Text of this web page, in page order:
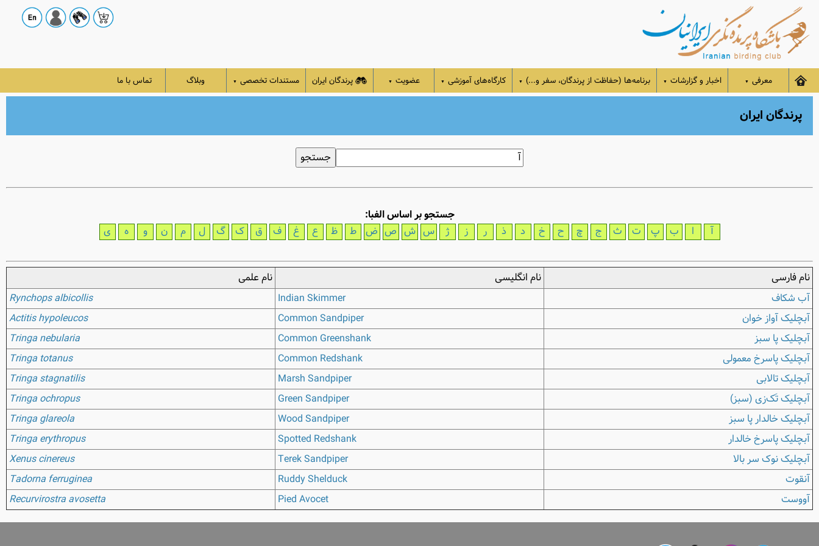
معرفی ▼ اخبار و گزارشات ▼ برنامه‌ها (حفاظت از پرندگان، سفر و...) ▼ کارگاه‌های آموزشی ▼ عضویت ▼ پرندگان ایران مستندات تخصصی ▼ وبلاگ تماس با ما
پرندگان ایران
جستجو بر اساس الفبا:
آ
ا ب پ ت ث ج چ ح خ د ذ ر ز ژ س ش ص ض ط ظ ع غ ف ق ک گ ل م ن و ه ی
نام فارسی نام انگلیسی
نام علمی
آب ‌شکاف
Indian Skimmer
Rynchops albicollis
آبچلیک آواز خوان
Common Sandpiper
Actitis hypoleucos
آبچلیک پا سبز
Common Greenshank
Tringa nebularia
آبچلیک پاسرخ معمولی
Common Redshank
Tringa totanus
آبچلیک تالابی
Marsh Sandpiper
Tringa stagnatilis
آبچلیک تَک‌زی (سبز)
Green Sandpiper
Tringa ochropus
آبچلیک خالدار پا سبز
Wood Sandpiper
Tringa glareola
آبچلیک پاسرخ خالدار
Spotted Redshank
Tringa erythropus
آبچلیک نوک سر بالا
Terek Sandpiper
Xenus cinereus
آنقوت
Ruddy Shelduck
Tadorna ferruginea
آووست
Pied Avocet
Recurvirostra avosetta